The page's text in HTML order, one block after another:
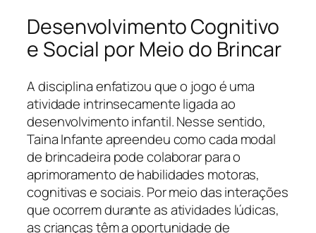
Desenvolvimento Cognitivo
e Social por Meio do Brincar
A disciplina enfatizou que o jogo é uma
atividade intrinsecamente ligada ao
desenvolvimento infantil. Nesse sentido,
Taina Infante apreendeu como cada modal
de brincadeira pode colaborar para o
aprimoramento de habilidades motoras,
cognitivas e sociais. Por meio das interações
que ocorrem durante as atividades lúdicas,
as crianças têm a oportunidade de